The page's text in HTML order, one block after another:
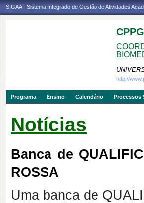
SIGAA - Sistema Integrado de Gestão de Atividades
http://
Programa Ensino Calendário Processos
Notícias
Banca de
ROSSA
Uma banca de